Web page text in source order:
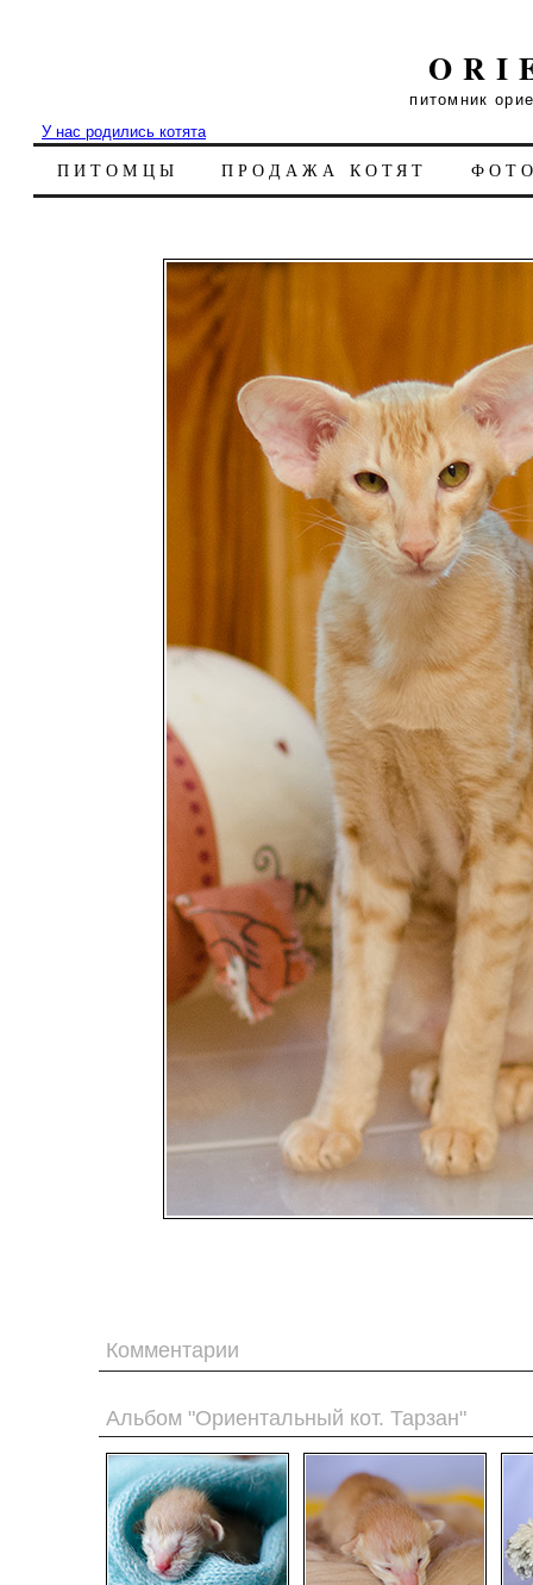
питомник
У нас родились котята
ПИТОМЦЫ ПРОДАЖА КОТЯТ
Комментарии
Альбом "Ориентальный кот. Тарзан"